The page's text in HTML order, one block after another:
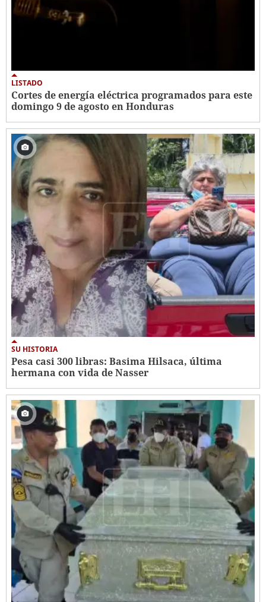
LISTADO
Cortes de energía eléctrica programados para este
domingo 9 de agosto en Honduras
SU HISTORIA
Pesa casi 300 libras: Basima Hilsaca, última
hermana con vida de Nasser